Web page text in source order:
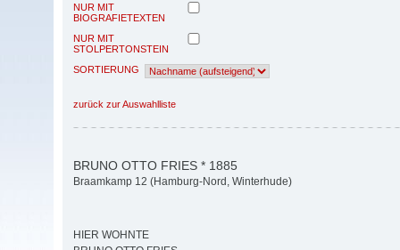
NUR MIT
BIOGRAFIETEXTEN
NUR MIT
STOLPERTONSTEIN
SORTIERUNG
zurück zur Auswahlliste
BRUNO OTTO FRIES * 1885
Braamkamp 12 (Hamburg-Nord, Winterhude)
HIER WOHNTE